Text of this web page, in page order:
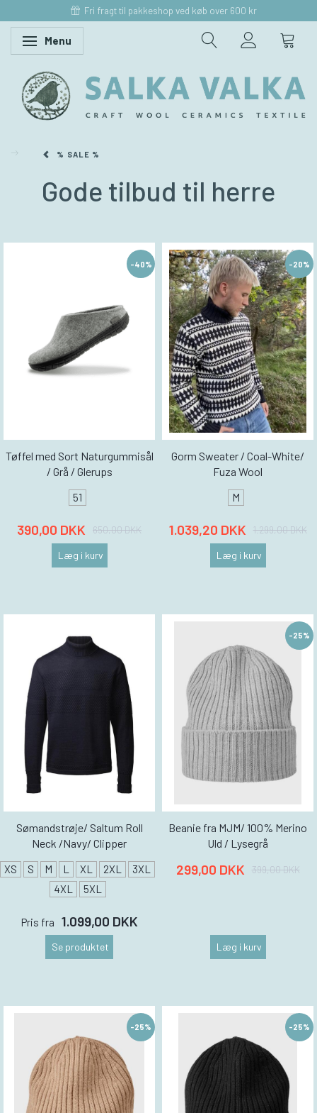
Fri fragt til pakkeshop ved køb over 600 kr
Skifte navigation
Menu
% SALE %
Gode tilbud til herre
-40%
Tøffel med Sort Naturgummisål
/ Grå / Glerups
51
390,00 DKK 650,00 DKK
Læg i kurv
-20%
Gorm Sweater / Coal-White/
Fuza Wool
M
1.039,20 DKK 1.299,00 DKK
Læg i kurv
Sømandstrøje/ Saltum Roll
Neck /Navy/ Clipper
XS S M L XL 2XL
3XL
4XL
5XL
Pris fra 1.099,00 DKK
Se produktet
-25%
Beanie fra MJM/ 100% Merino
Uld / Lysegrå
299,00 DKK 399,00 DKK
Læg i kurv
-25% -25%